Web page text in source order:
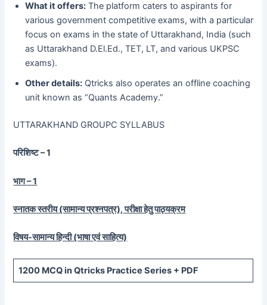
What it offers: The platform caters to aspirants for
various government competitive exams, with a particular
focus on exams in the state of Uttarakhand, India (such
as Uttarakhand D.El.Ed., TET, LT, and various UKPSC
exams).
Other details: Qtricks also operates an offline coaching
unit known as “Quants Academy.”
UTTARAKHAND GROUPC SYLLABUS
परिशिष्ट – 1
भाग – 1
स्नातक स्तरीय (सामान्य प्रश्नपत्र), परीक्षा हेतु पाठ्यक्रम
विषय-सामान्य हिन्दी (भाषा एवं साहित्य)
1200 MCQ in Qtricks Practice Series + PDF